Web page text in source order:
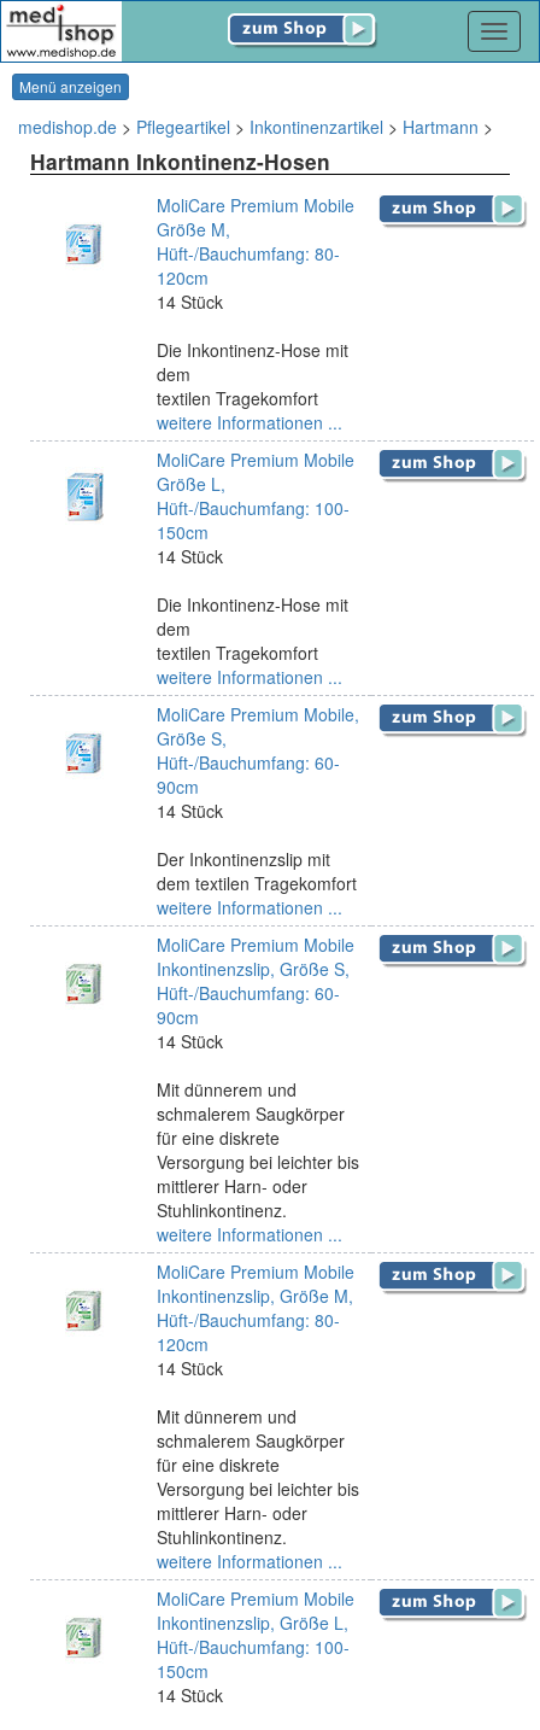
Menü anzeigen
medishop.de > Pflegeartikel > Inkontinenzartikel > Hartmann >
Hartmann Inkontinenz-Hosen
MoliCare Premium Mobile
Größe M,
Hüft-/Bauchumfang: 80-
120cm
14 Stück
Die Inkontinenz-Hose mit
dem
textilen Tragekomfort
weitere Informationen ...
MoliCare Premium Mobile
Größe L,
Hüft-/Bauchumfang: 100-
150cm
14 Stück
Die Inkontinenz-Hose mit
dem
textilen Tragekomfort
weitere Informationen ...
MoliCare Premium Mobile,
Größe S,
Hüft-/Bauchumfang: 60-
90cm
14 Stück
Der Inkontinenzslip mit
dem textilen Tragekomfort
weitere Informationen ...
MoliCare Premium Mobile
Inkontinenzslip, Größe S,
Hüft-/Bauchumfang: 60-
90cm
14 Stück
Mit dünnerem und
schmalerem Saugkörper
für eine diskrete
Versorgung bei leichter bis
mittlerer Harn- oder
Stuhlinkontinenz.
weitere Informationen ...
MoliCare Premium Mobile
Inkontinenzslip, Größe M,
Hüft-/Bauchumfang: 80-
120cm
14 Stück
Mit dünnerem und
schmalerem Saugkörper
für eine diskrete
Versorgung bei leichter bis
mittlerer Harn- oder
Stuhlinkontinenz.
weitere Informationen ...
MoliCare Premium Mobile
Inkontinenzslip, Größe L,
Hüft-/Bauchumfang: 100-
150cm
14 Stück